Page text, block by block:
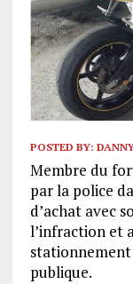
POSTED BY:
Membre du
par la police
d’achat avec
l’infraction et
publique.